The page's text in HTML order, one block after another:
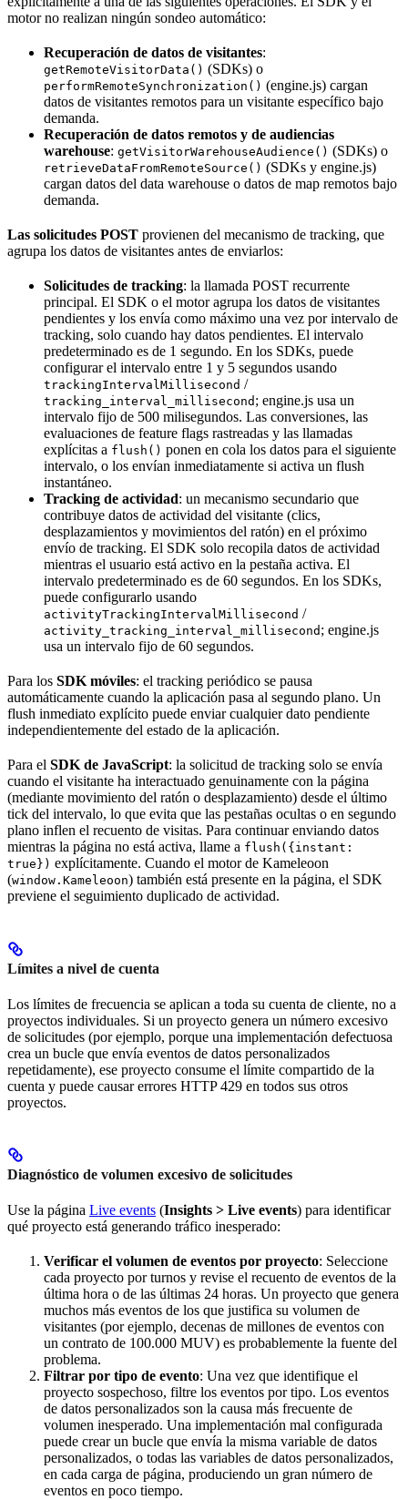
motor no realizan ningún sondeo automático:
Recuperación de datos de visitantes:
getRemoteVisitorData() (SDKs) o
performRemoteSynchronization() (engine.js) cargan
datos de visitantes remotos para un visitante específico bajo
demanda.
Recuperación de datos remotos y de audiencias
warehouse: getVisitorWarehouseAudience() (SDKs) o
retrieveDataFromRemoteSource() (SDKs y engine.js)
cargan datos del data warehouse o datos de map remotos bajo
demanda.
Las solicitudes POST provienen del mecanismo de tracking, que
agrupa los datos de visitantes antes de enviarlos:
Solicitudes de tracking: la llamada POST recurrente
principal. El SDK o el motor agrupa los datos de visitantes
pendientes y los envía como máximo una vez por intervalo de
tracking, solo cuando hay datos pendientes. El intervalo
predeterminado es de 1 segundo. En los SDKs, puede
configurar el intervalo entre 1 y 5 segundos usando
trackingIntervalMillisecond /
tracking_interval_millisecond ; engine.js usa un
intervalo fijo de 500 milisegundos. Las conversiones, las
evaluaciones de feature flags rastreadas y las llamadas
explícitas a flush() ponen en cola los datos para el siguiente
intervalo, o los envían inmediatamente si activa un flush
instantáneo.
Tracking de actividad: un mecanismo secundario que
contribuye datos de actividad del visitante (clics,
desplazamientos y movimientos del ratón) en el próximo
envío de tracking. El SDK solo recopila datos de actividad
mientras el usuario está activo en la pestaña activa. El
intervalo predeterminado es de 60 segundos. En los SDKs,
puede configurarlo usando
activityTrackingIntervalMillisecond /
activity_tracking_interval_millisecond ; engine.js
usa un intervalo fijo de 60 segundos.
Para los SDK móviles: el tracking periódico se pausa
automáticamente cuando la aplicación pasa al segundo plano. Un
flush inmediato explícito puede enviar cualquier dato pendiente
independientemente del estado de la aplicación.
Para el SDK de JavaScript: la solicitud de tracking solo se envía
cuando el visitante ha interactuado genuinamente con la página
(mediante movimiento del ratón o desplazamiento) desde el último
tick del intervalo, lo que evita que las pestañas ocultas o en segundo
plano inflen el recuento de visitas. Para continuar enviando datos
mientras la página no está activa, llame a flush({instant:
true}) explícitamente. Cuando el motor de Kameleoon
(window.Kameleoon) también está presente en la página, el SDK
previene el seguimiento duplicado de actividad.
Límites a nivel de cuenta
Los límites de frecuencia se aplican a toda su cuenta de cliente, no a
proyectos individuales. Si un proyecto genera un número excesivo
de solicitudes (por ejemplo, porque una implementación defectuosa
crea un bucle que envía eventos de datos personalizados
repetidamente), ese proyecto consume el límite compartido de la
cuenta y puede causar errores HTTP 429 en todos sus otros
proyectos.
Diagnóstico de volumen excesivo de solicitudes
Use la página Live events (Insights > Live events) para identificar
qué proyecto está generando tráfico inesperado:
Verificar el volumen de eventos por proyecto: Seleccione
cada proyecto por turnos y revise el recuento de eventos de la
última hora o de las últimas 24 horas. Un proyecto que genera
muchos más eventos de los que justifica su volumen de
visitantes (por ejemplo, decenas de millones de eventos con
un contrato de 100.000 MUV) es probablemente la fuente del
problema.
Filtrar por tipo de evento: Una vez que identifique el
proyecto sospechoso, filtre los eventos por tipo. Los eventos
de datos personalizados son la causa más frecuente de
volumen inesperado. Una implementación mal configurada
puede crear un bucle que envía la misma variable de datos
personalizados, o todas las variables de datos personalizados,
en cada carga de página, produciendo un gran número de
eventos en poco tiempo.